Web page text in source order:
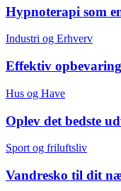
Hypnoterapi som
Industri og Erhverv
Effektiv
Hus og Have
Oplev det bedste
Sport og friluftsliv
Vandresko til dit